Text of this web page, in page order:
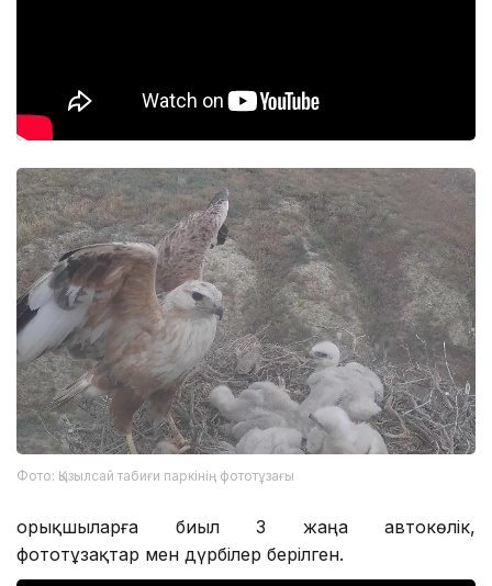
Фото: Қызылсай табиғи паркінің фототұзағы
Қорықшыларға биыл 3 жаңа автокөлік,
фототұзақтар мен дүрбілер берілген.